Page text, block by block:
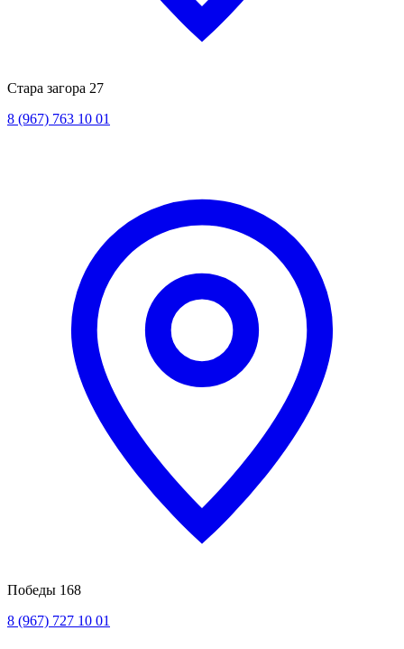
Стара загора 27
8 (967) 763 10 01
Победы 168
8 (967) 727 10 01